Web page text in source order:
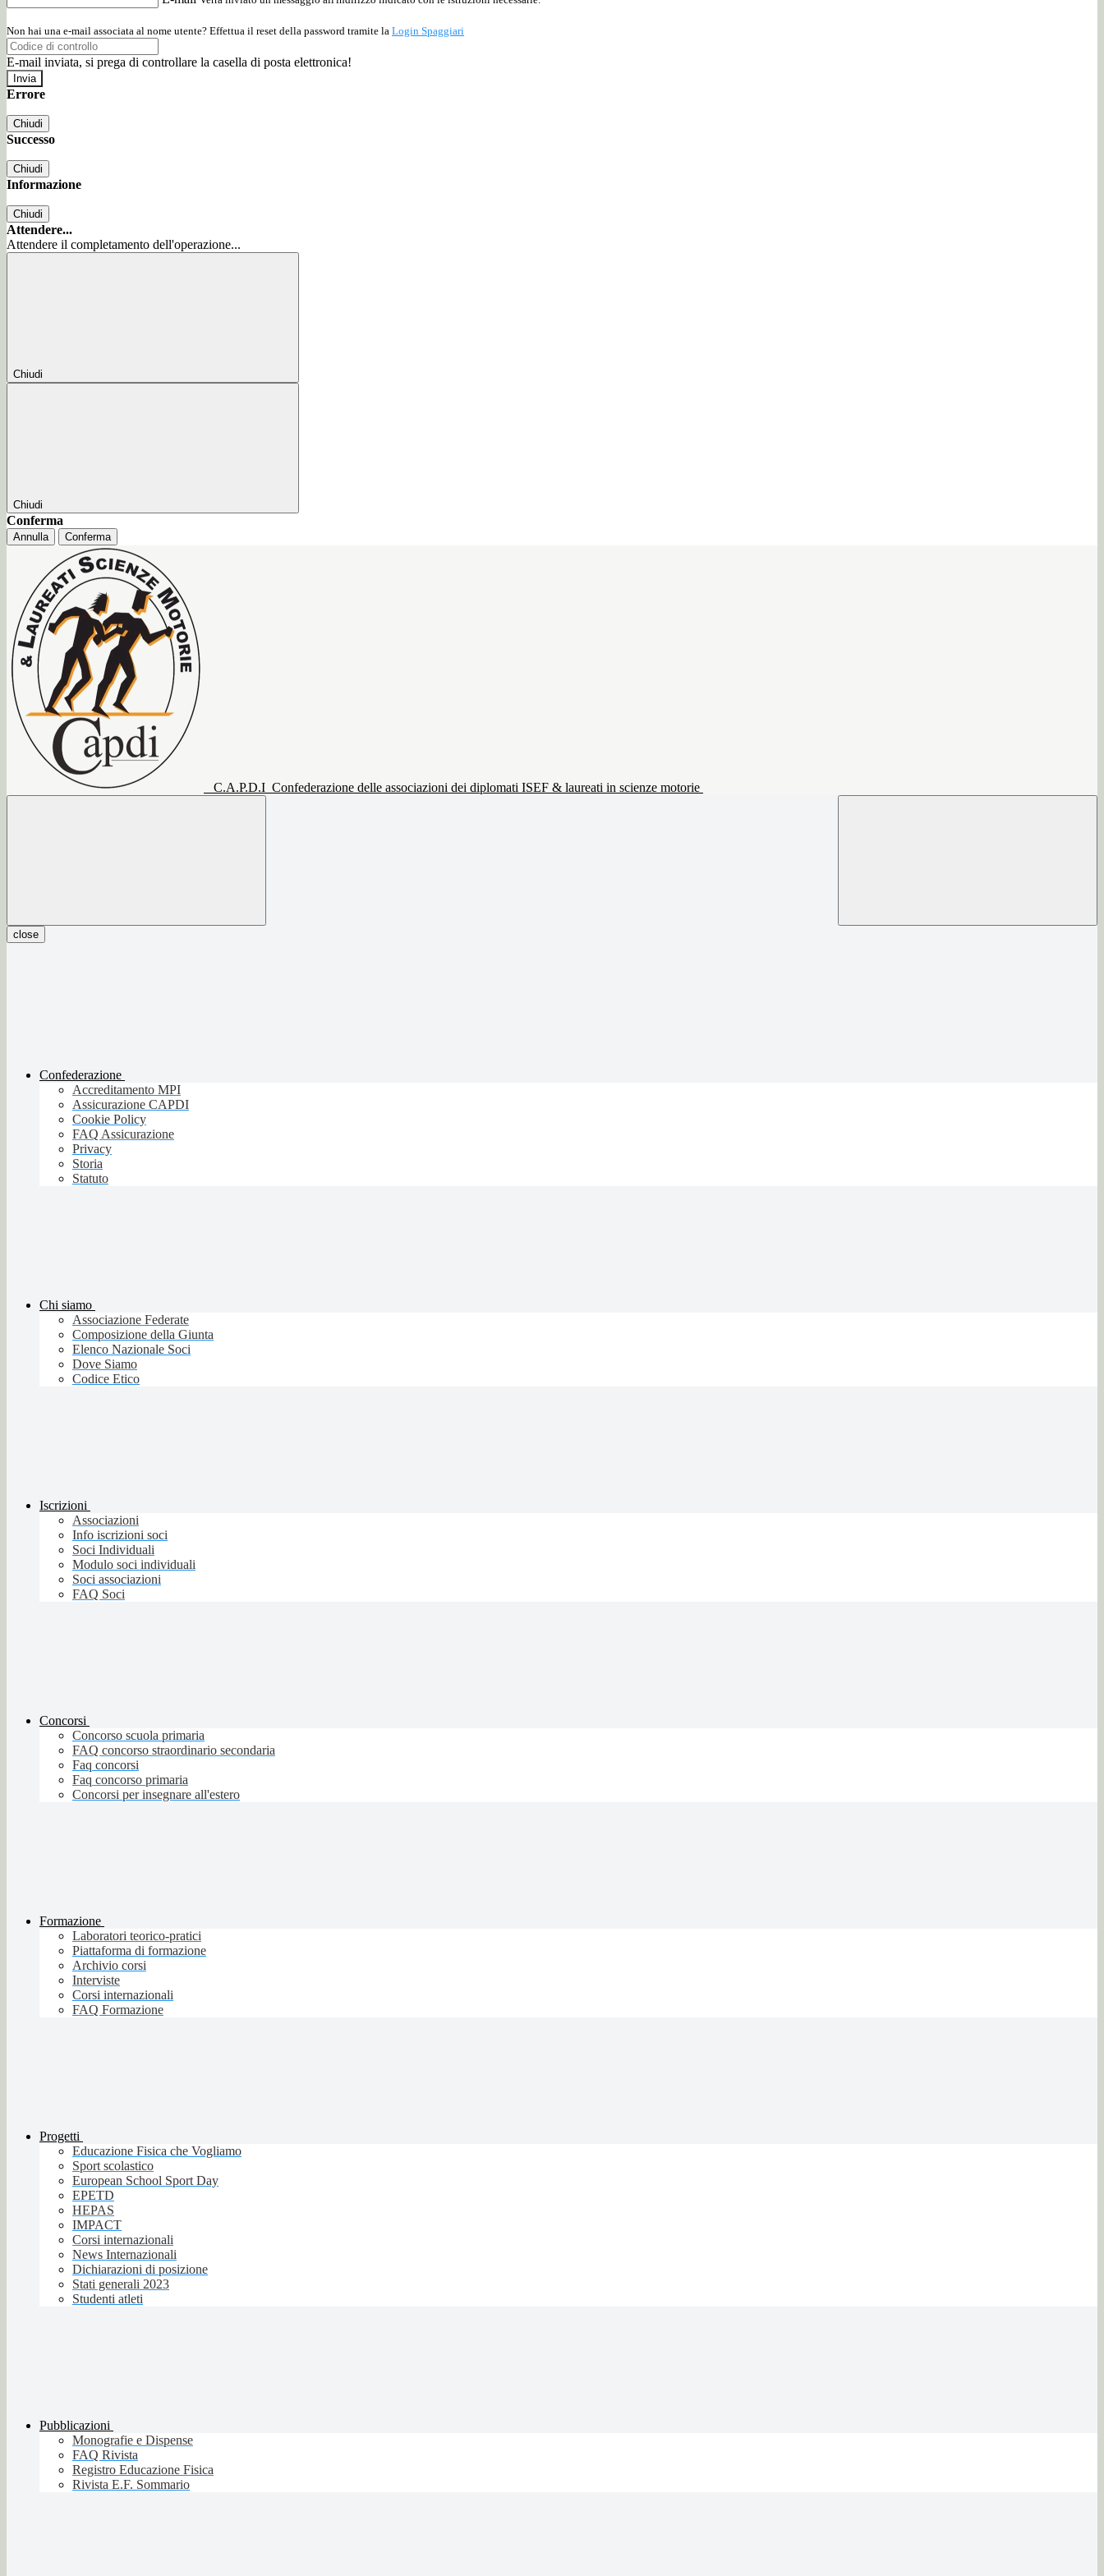
Non hai una e-mail associata al nome utente? Effettua il reset della password tramite la Login Spaggiari
E-mail inviata, si prega di controllare la casella di posta elettronica!
Errore
Chiudi
Successo
Chiudi
Informazione
Chiudi
Attendere...
Attendere il completamento dell'operazione...
Chiudi
Chiudi
Conferma
Annulla Conferma
C.A.P.D.I Confederazione delle associazioni dei diplomati ISEF & laureati in scienze motorie
close
Confederazione
Accreditamento MPI
Assicurazione CAPDI
Cookie Policy
FAQ Assicurazione
Privacy
Storia
Statuto
Chi siamo
Associazione Federate
Composizione della Giunta
Elenco Nazionale Soci
Dove Siamo
Codice Etico
Iscrizioni
Associazioni
Info iscrizioni soci
Soci Individuali
Modulo soci individuali
Soci associazioni
FAQ Soci
Concorsi
Concorso scuola primaria
FAQ concorso straordinario secondaria
Faq concorsi
Faq concorso primaria
Concorsi per insegnare all'estero
Formazione
Laboratori teorico-pratici
Piattaforma di formazione
Archivio corsi
Interviste
Corsi internazionali
FAQ Formazione
Progetti
Educazione Fisica che Vogliamo
Sport scolastico
European School Sport Day
EPETD
HEPAS
IMPACT
Corsi internazionali
News Internazionali
Dichiarazioni di posizione
Stati generali 2023
Studenti atleti
Pubblicazioni
Monografie e Dispense
FAQ Rivista
Registro Educazione Fisica
Rivista E.F. Sommario